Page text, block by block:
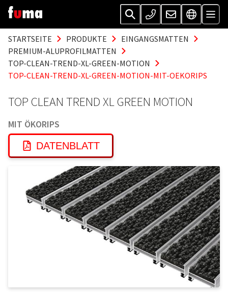
STARTSEITE PRODUKTE
EINGANGSMATTEN
PREMIUM-ALUPROFILMATTEN
TOP-CLEAN-TREND-XL-GREEN-MOTION
TOP-CLEAN-TREND-XL-GREEN-MOTION-MIT-OEKORIPS
TOP CLEAN TREND XL GREEN MOTION
MIT ÖKORIPS
DATENBLATT